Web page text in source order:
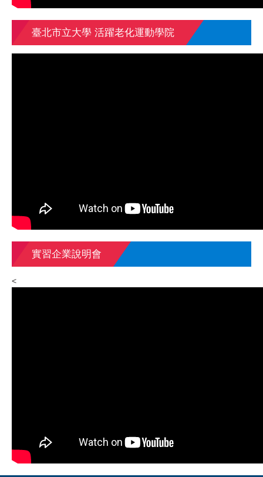
臺北市立大學 活躍老化運動學院
實習企業說明會
<